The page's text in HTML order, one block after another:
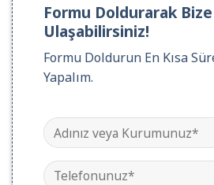
Formu Doldurarak Bize
Ulaşabilirsiniz!
Formu Doldurun En Kısa
Yapalım.